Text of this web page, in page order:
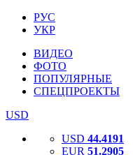
РУС
УКР
ВИДЕО
ФОТО
ПОПУЛЯРНЫЕ
СПЕЦПРОЕКТЫ
USD
USD 44.4191
EUR 51.2905